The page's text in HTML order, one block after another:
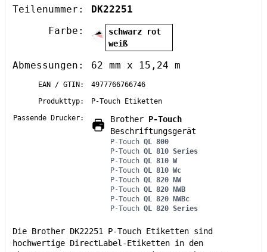
Teilenummer:
DK22251
Farbe:
schwarz rot
weiß
Abmessungen: 62 mm x 15,24 m
EAN / GTIN:
4977766766746
Produkttyp:
P-Touch Etiketten
Passende Drucker:
Brother P-Touch
Beschriftungsgerät
P-Touch QL 800
P-Touch QL 810 Series
P-Touch QL 810 W
P-Touch QL 810 Wc
P-Touch QL 820 NW
P-Touch QL 820 NWB
P-Touch QL 820 NWBc
P-Touch QL 820 Series
Die Brother DK22251 P-Touch Etiketten sind
hochwertige DirectLabel-Etiketten in den